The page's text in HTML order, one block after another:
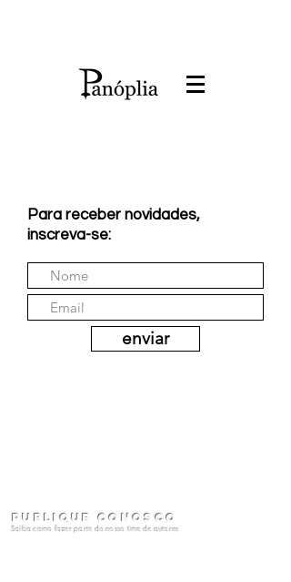
Para receber novidades,
inscreva-se:
enviar
Publique conosco
Saiba como fazer parte do nosso time de autores